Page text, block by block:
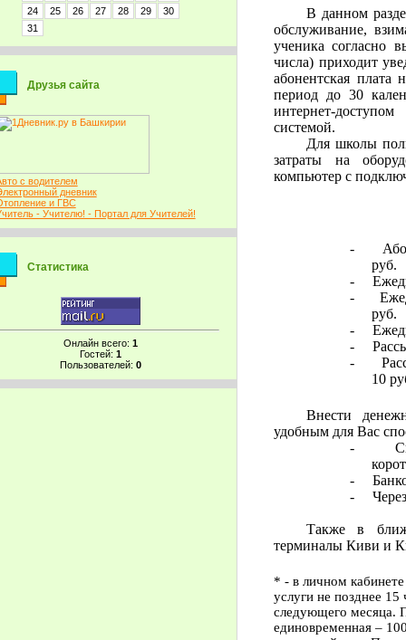
24
25 26 27 28 29
30
31
Друзья сайта
с водителем
дневник
и ГВС
- Учителю! - Портал для Учителей!
Статистика
Онлайн всего: 1
Гостей: 1
Пользователей: 0
В данном
обслуживание,
ученика согласно
числа) приходит
абонентская плата
период до 30
интернет-
системой.
Для школы
затраты на
компьютер с
-
руб.
-
-
руб.
-
-
-
10
Внести
удобным для Вас
-
-
-
Также в
терминалы Киви и
* - в личном
услуги не позднее
следующего месяца.
единовременная –